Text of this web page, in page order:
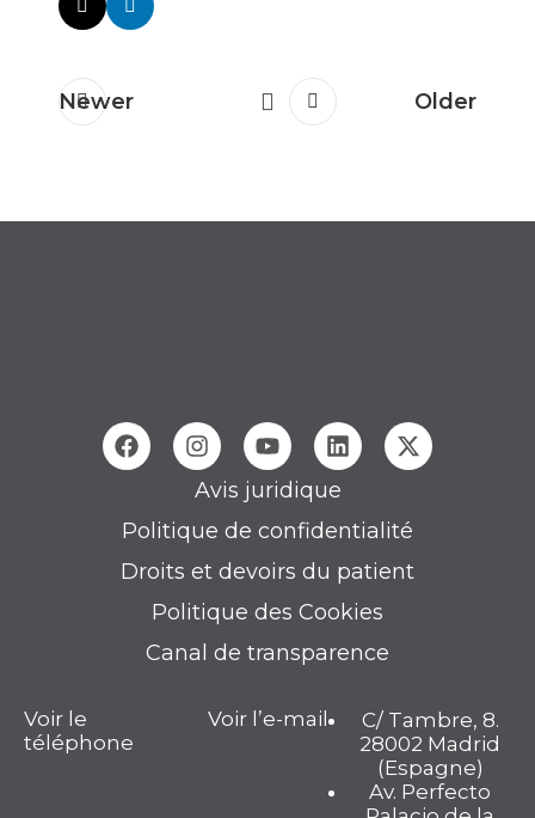
Newer Older
Avis juridique
Politique de confidentialité
Droits et devoirs du patient
Politique des Cookies
Canal de transparence
Voir le
téléphone
Voir l’e-mail
C/ Tambre, 8.
28002 Madrid
(Espagne)
Av. Perfecto